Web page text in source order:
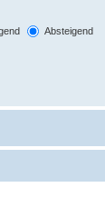
Absteigend